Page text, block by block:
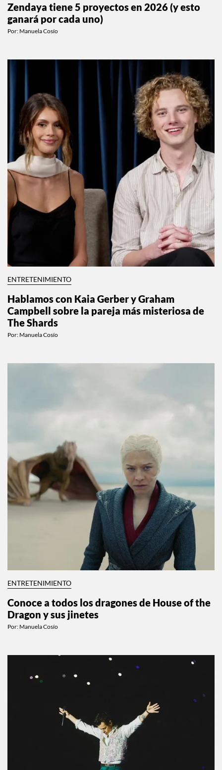
Zendaya tiene 5 proyectos en 2026 (y esto
ganará por cada uno)
Por: Manuela Cosío
ENTRETENIMIENTO
Hablamos con Kaia Gerber y Graham
Campbell sobre la pareja más misteriosa de
The Shards
Por: Manuela Cosío
ENTRETENIMIENTO
Conoce a todos los dragones de House of the
Dragon y sus jinetes
Por: Manuela Cosío